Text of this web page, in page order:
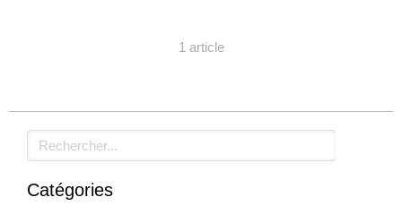
1 article
Rechercher
Catégories